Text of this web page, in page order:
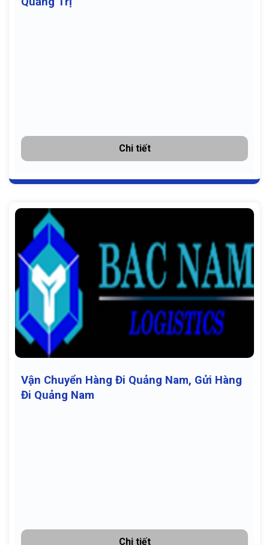
Chi tiết
Vận Chuyển Hàng Đi Quảng Nam, Gửi Hàng
Đi Quảng Nam
Chi tiết